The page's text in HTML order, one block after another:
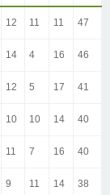
12 11 11 47
14 4 16 46
12 5 17 41
10 10 14 40
11 7 16 40
9 11 14 38